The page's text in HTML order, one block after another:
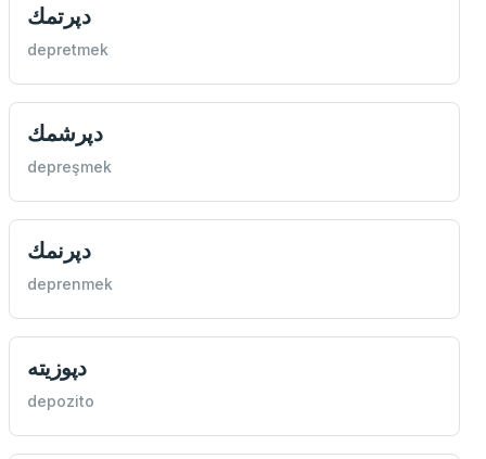
دپرتمك
depretmek
دپرشمك
depreşmek
دپرنمك
deprenmek
دپوزيته
depozito